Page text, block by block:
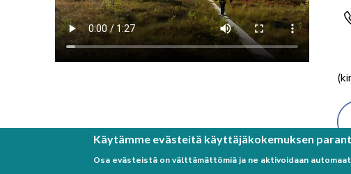
Käytämme evästeitä käyttäjäkokemuksen
Osa evästeistä on välttämättömiä ja ne aktivoidaan